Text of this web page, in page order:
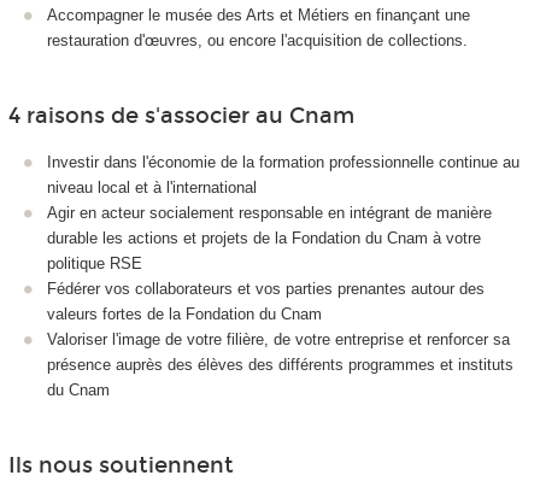
Accompagner le musée des Arts et Métiers en finançant une
restauration d'œuvres, ou encore l'acquisition de collections.
4 raisons de s'associer au Cnam
Investir dans l'économie de la formation professionnelle continue au
niveau local et à l'international
Agir en acteur socialement responsable en intégrant de manière
durable les actions et projets de la Fondation du Cnam à votre
politique RSE
Fédérer vos collaborateurs et vos parties prenantes autour des
valeurs fortes de la Fondation du Cnam
Valoriser l'image de votre filière, de votre entreprise et renforcer sa
présence auprès des élèves des différents programmes et instituts
du Cnam
Ils nous soutiennent